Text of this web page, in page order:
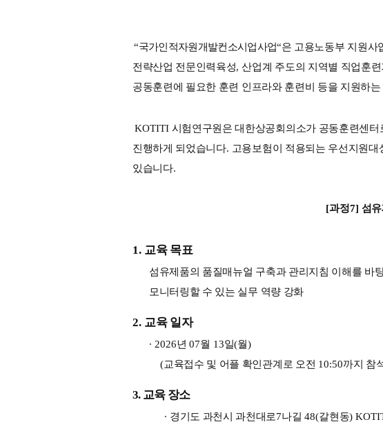
“국가인적자원개발컨소시업사업“은 고용노동부 지원사
전략산업 전문인력육성, 산업계 주도의 지역별 직업훈
공동훈련에 필요한 훈련 인프라와 훈련비 등을 지원하
KOTITI 시험연구원은 대한상공회의소가 공동훈련센터
진행하게 되었습니다. 고용보험이 적용되는 우선지원
있습니다.
[과정7] 섬
1. 교육 목표
섬유제품의 품질매뉴얼 구축과 관리지침 이해를 바
모니터링할 수 있는 실무 역량 강화
2. 교육 일자
∙ 2026년 07월 13일(월)
(교육접수 및 어플 확인관계로 오전 10:50까지 참
3. 교육 장소
∙ 경기도 과천시 과천대로7나길 48(갈현동)